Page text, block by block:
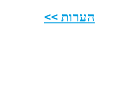
הערות